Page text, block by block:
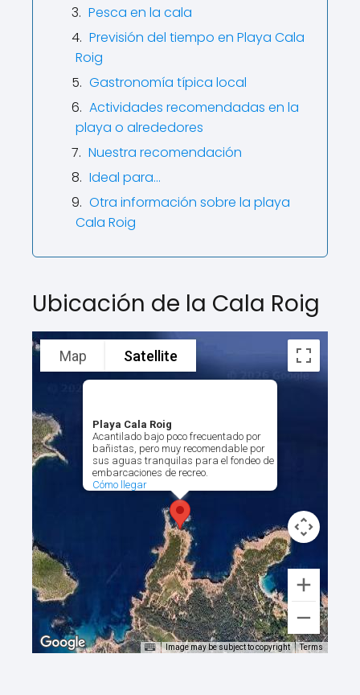
Pesca en la cala
Previsión del tiempo en Playa Cala
Roig
Gastronomía típica local
Actividades recomendadas en la
playa o alrededores
Nuestra recomendación
Ideal para...
Otra información sobre la playa
Cala Roig
Ubicación de la Cala Roig
Playa Cala Roig
Acantilado bajo poco frecuentado por
bañistas, pero muy recomendable por
sus aguas tranquilas para el fondeo de
embarcaciones de recreo.
Cómo llegar
Map Satellite
Image may be subject to copyright Terms